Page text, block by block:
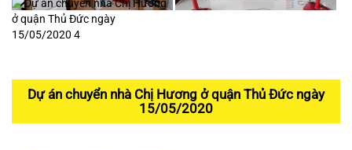
Dự án chuyển nhà Chị Hương ở quận Thủ Đức ngày
15/05/2020